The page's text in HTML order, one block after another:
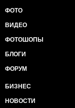
ФОТО
ВИДЕО
ФОТОШОПЫ
БЛОГИ
ФОРУМ
БИЗНЕС
НОВОСТИ